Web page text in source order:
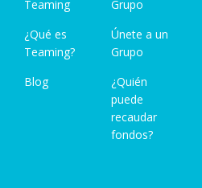
Teaming
¿Qué es
Teaming?
Blog
Grupo
Únete a un
Grupo
¿Quién
puede
recaudar
fondos?